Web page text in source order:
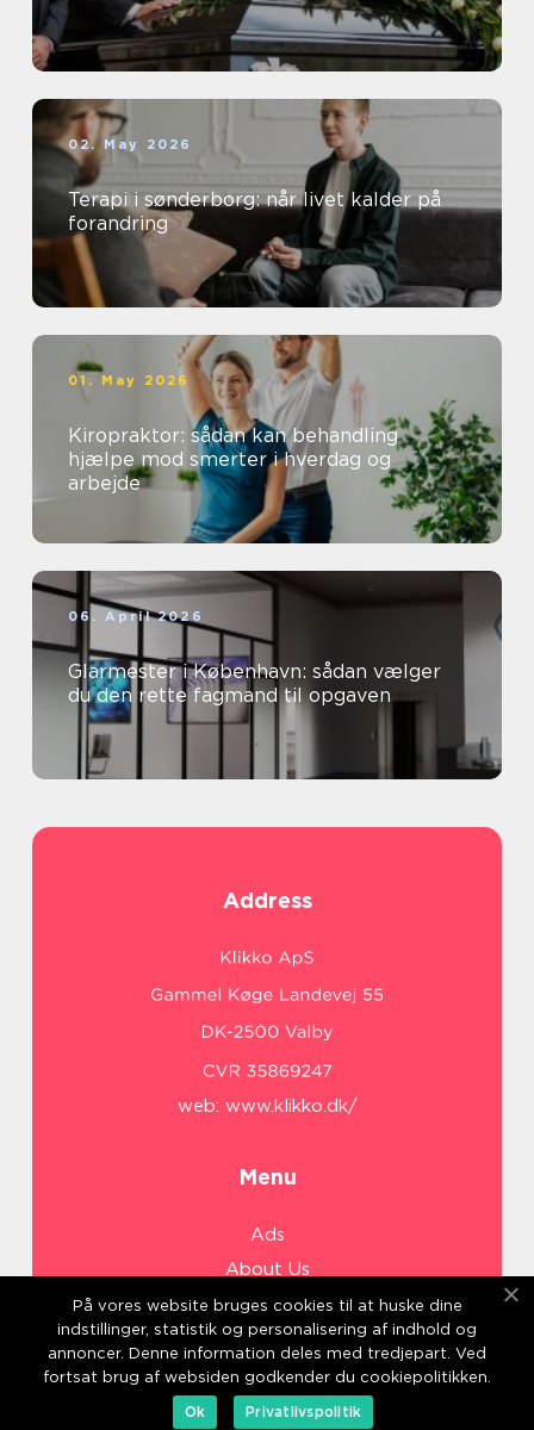
02. May 2026
Terapi i sønderborg: når livet kalder på
forandring
01. May 2026
Kiropraktor: sådan kan behandling
hjælpe mod smerter i hverdag og
arbejde
06. April 2026
Glarmester i København: sådan vælger
du den rette fagmand til opgaven
Address
web: www.klikko.dk/
Menu
Ads
About Us
Cookies
Contact
Sitemap
På vores website bruges cookies til at huske dine
indstillinger, statistik og personalisering af indhold og
annoncer. Denne information deles med tredjepart. Ved
fortsat brug af websiden godkender du cookiepolitikken.
Ok
Privatlivspolitik